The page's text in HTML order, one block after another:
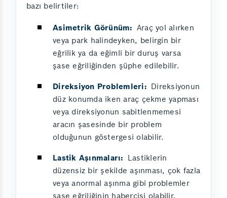
bazı belirtiler:
Asimetrik Görünüm: Araç yol alırken
veya park halindeyken, belirgin bir
eğrilik ya da eğimli bir duruş varsa
şase eğriliğinden şüphe edilebilir.
Direksiyon Problemleri: Direksiyonun
düz konumda iken araç çekme yapması
veya direksiyonun sabitlenmemesi
aracın şasesinde bir problem
olduğunun göstergesi olabilir.
Lastik Aşınmaları: Lastiklerin
düzensiz bir şekilde aşınması, çok fazla
veya anormal aşınma gibi problemler
şase eğriliğinin habercisi olabilir.